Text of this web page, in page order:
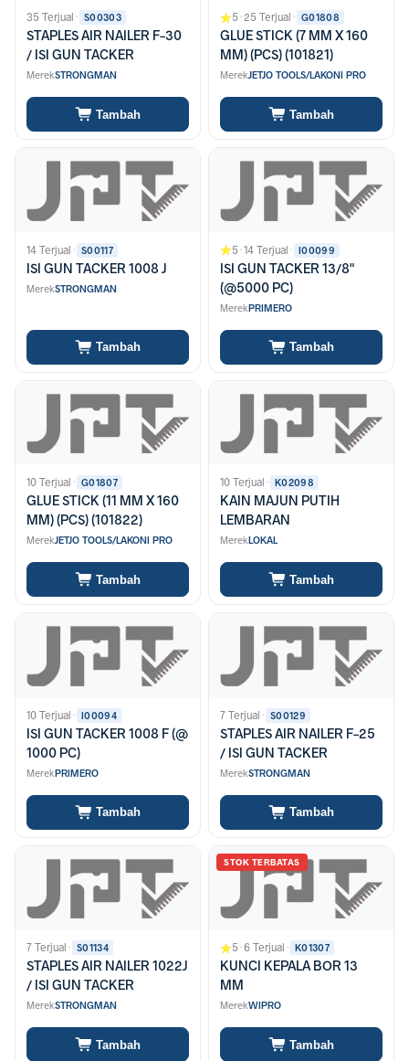
35 Terjual· S00303
STAPLES AIR NAILER F-30
/ ISI GUN TACKER
MerekSTRONGMAN
Tambah
5·25 Terjual· G01808
GLUE STICK (7 MM X 160
MM) (PCS) (101821)
MerekJETJO TOOLS/LAKONI PRO
Tambah
14 Terjual· S00117
ISI GUN TACKER 1008 J
MerekSTRONGMAN
Tambah
5·14 Terjual· I00099
ISI GUN TACKER 13/8"
(@5000 PC)
MerekPRIMERO
Tambah
10 Terjual· G01807
GLUE STICK (11 MM X 160
MM) (PCS) (101822)
MerekJETJO TOOLS/LAKONI PRO
Tambah
10 Terjual· K02098
KAIN MAJUN PUTIH
LEMBARAN
MerekLOKAL
Tambah
10 Terjual· I00094
ISI GUN TACKER 1008 F (@
1000 PC)
MerekPRIMERO
Tambah
7 Terjual· S00129
STAPLES AIR NAILER F-25
/ ISI GUN TACKER
MerekSTRONGMAN
Tambah
7 Terjual· S01134
STAPLES AIR NAILER 1022J
/ ISI GUN TACKER
MerekSTRONGMAN
Tambah
STOK TERBATAS
5·6 Terjual· K01307
KUNCI KEPALA BOR 13
MM
MerekWIPRO
Tambah